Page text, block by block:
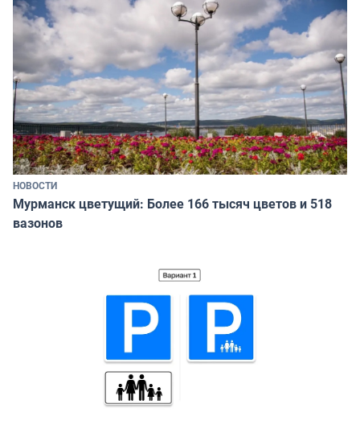
НОВОСТИ
Мурманск цветущий: Более 166 тысяч цветов и 518
вазонов